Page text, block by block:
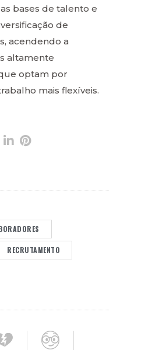
bases de talento e
de
acendendo a
altamente
optam por
mais flexíveis.
RECRUTAMENTO